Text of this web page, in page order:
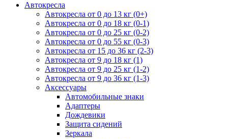
Автокресла
Автокресла от 0 до 13 кг (0+)
Автокресла от 0 до 18 кг (0-1)
Автокресла от 0 до 25 кг (0-2)
Автокресла от 0 до 55 кг (0-3)
Автокресла от 15 до 36 кг (2-3)
Автокресла от 9 до 18 кг (1)
Автокресла от 9 до 25 кг (1-2)
Автокресла от 9 до 36 кг (1-3)
Аксессуары
Автомобильные знаки
Адаптеры
Дождевики
Защита сидений
Зеркала